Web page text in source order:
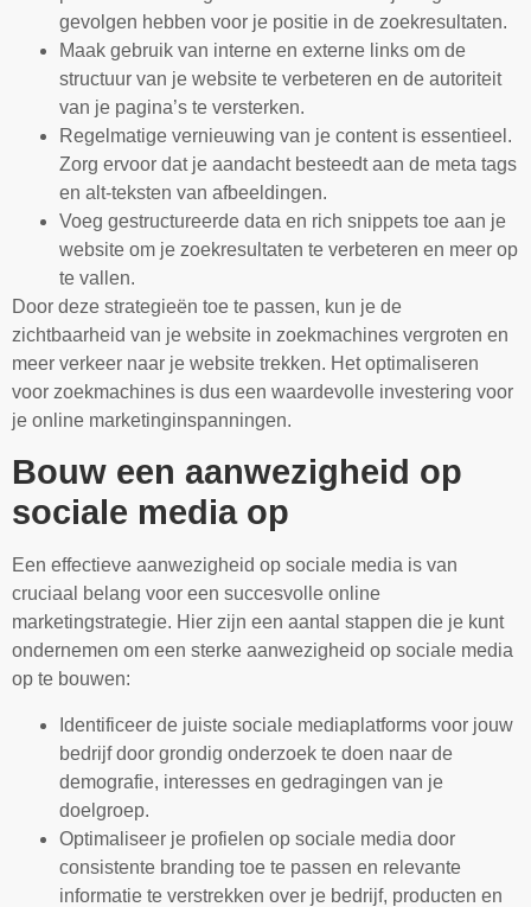
gevolgen hebben voor je positie in de zoekresultaten.
Maak gebruik van interne en externe links om de
structuur van je website te verbeteren en de autoriteit
van je pagina’s te versterken.
Regelmatige vernieuwing van je content is essentieel.
Zorg ervoor dat je aandacht besteedt aan de meta tags
en alt-teksten van afbeeldingen.
Voeg gestructureerde data en rich snippets toe aan je
website om je zoekresultaten te verbeteren en meer op
te vallen.
Door deze strategieën toe te passen, kun je de
zichtbaarheid van je website in zoekmachines vergroten en
meer verkeer naar je website trekken. Het optimaliseren
voor zoekmachines is dus een waardevolle investering voor
je online marketinginspanningen.
Bouw een aanwezigheid op
sociale media op
Een effectieve aanwezigheid op sociale media is van
cruciaal belang voor een succesvolle online
marketingstrategie. Hier zijn een aantal stappen die je kunt
ondernemen om een sterke aanwezigheid op sociale media
op te bouwen:
Identificeer de juiste sociale mediaplatforms voor jouw
bedrijf door grondig onderzoek te doen naar de
demografie, interesses en gedragingen van je
doelgroep.
Optimaliseer je profielen op sociale media door
consistente branding toe te passen en relevante
informatie te verstrekken over je bedrijf, producten en